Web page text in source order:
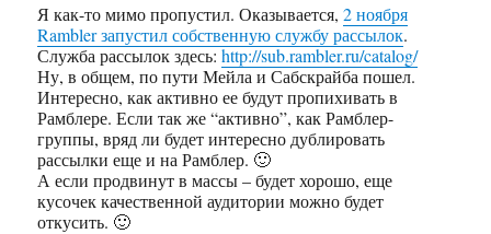
Я как-то мимо пропустил. Оказывается,2 ноября
Rambler запустил собственную службу рассылок.
Служба рассылок здесь:http://sub.rambler.ru/catalog/
Ну, в общем, по пути Мейла и Сабскрайба пошел.
Интересно, как активно ее будут пропихивать в
Рамблере. Если так же “активно”, как Рамблер-
группы, вряд ли будет интересно дублировать
рассылки еще и на Рамблер. 🙂
А если продвинут в массы – будет хорошо, еще
кусочек качественной аудитории можно будет
откусить. 🙂